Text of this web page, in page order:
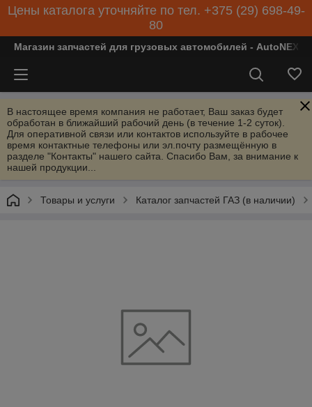
Цены каталога уточняйте по тел. +375 (29) 698-49-
80
Магазин запчастей для грузовых автомобилей - AutoNEXT
В настоящее время компания не работает, Ваш заказ будет
обработан в ближайший рабочий день (в течение 1-2 суток).
Для оперативной связи или контактов используйте в рабочее
время контактные телефоны или эл.почту размещённую в
разделе "Контакты" нашего сайта. Спасибо Вам, за внимание к
нашей продукции...
Товары и услуги Каталог запчастей ГАЗ (в наличии)